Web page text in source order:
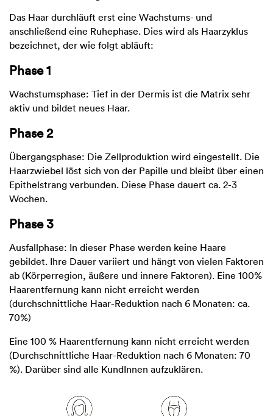
Das Haar durchläuft erst eine Wachstums- und
anschließend eine Ruhephase. Dies wird als Haarzyklus
bezeichnet, der wie folgt abläuft:
Phase 1
Wachstumsphase: Tief in der Dermis ist die Matrix sehr
aktiv und bildet neues Haar.
Phase 2
Übergangsphase: Die Zellproduktion wird eingestellt. Die
Haarzwiebel löst sich von der Papille und bleibt über einen
Epithelstrang verbunden. Diese Phase dauert ca. 2-3
Wochen.
Phase 3
Ausfallphase: In dieser Phase werden keine Haare
gebildet. Ihre Dauer variiert und hängt von vielen Faktoren
ab (Körperregion, äußere und innere Faktoren). Eine 100%
Haarentfernung kann nicht erreicht werden
(durchschnittliche Haar-Reduktion nach 6 Monaten: ca.
70%)
Eine 100 % Haarentfernung kann nicht erreicht werden
(Durchschnittliche Haar-Reduktion nach 6 Monaten: 70
%). Darüber sind alle KundInnen aufzuklären.